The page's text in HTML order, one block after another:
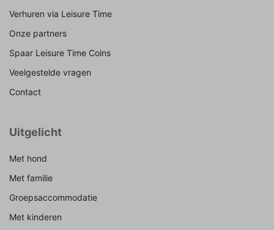
Verhuren via Leisure Time
Onze partners
Spaar Leisure Time Coins
Veelgestelde vragen
Contact
Uitgelicht
Met hond
Met familie
Groepsaccommodatie
Met kinderen